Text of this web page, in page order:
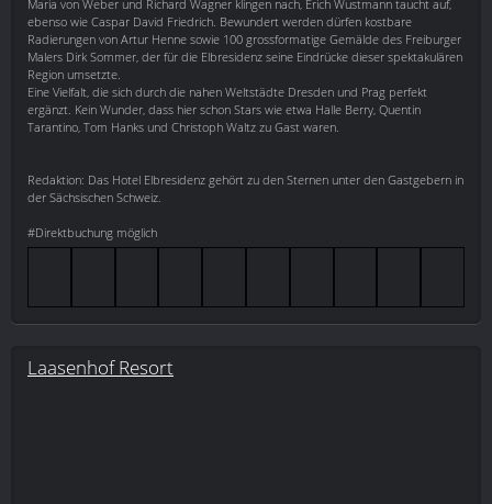
Maria von Weber und Richard Wagner klingen nach, Erich Wustmann taucht auf,
ebenso wie Caspar David Friedrich. Bewundert werden dürfen kostbare
Radierungen von Artur Henne sowie 100 grossformatige Gemälde des Freiburger
Malers Dirk Sommer, der für die Elbresidenz seine Eindrücke dieser spektakulären
Region umsetzte.
Eine Vielfalt, die sich durch die nahen Weltstädte Dresden und Prag perfekt
ergänzt. Kein Wunder, dass hier schon Stars wie etwa Halle Berry, Quentin
Tarantino, Tom Hanks und Christoph Waltz zu Gast waren.
Redaktion: Das Hotel Elbresidenz gehört zu den Sternen unter den Gastgebern in
der Sächsischen Schweiz.
#Direktbuchung möglich
Laasenhof Resort